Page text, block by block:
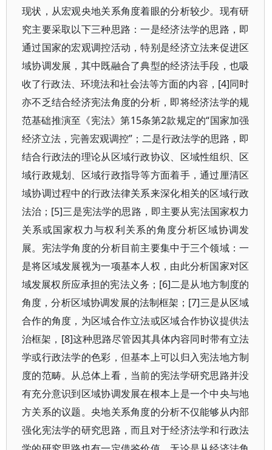
现状，从宏观央地关系角度着眼的分析较少。现有研
究主要采取以下三种思路：一是经济法学的思路，即
通过国家的宏观调控活动，特别是经济立法来促进区
域协调发展，其中既融合了典型的经济法手段，也吸
收了行政法、环境法和社会法等方面的内容，[4]同时
亦不乏结合经济宪法角度的分析，即将经济法学的规
范基础推演至《宪法》第15条第2款规定的“国家加强
经济立法，完善宏观调控”；二是行政法学的思路，即
结合行政法的理论从区域行政协议、区域性组织、区
域行政规划、区域行政指导等方面着手，通过厘清区
域协调过程中的行政法律关系来深化相关的区域行政
法治；[5]三是宪法学的思路，即主要从宪法国家权力
关系或国家权力与权利关系的角度分析区域协调发
展。宪法学角度的分析目前主要集中于三个领域：一
是将区域发展视为一项基本人权，由此分析国家对区
域发展权所应承担的宪法义务；[6]二是从地方制度的
角度，分析区域协调发展的法制框架；[7]三是从区域
合作的角度，为区域合作立法或区域合作协议提供法
治框架，[8]这种思路尽管因其具体内容同时带有立法
学或行政法学的色彩，但基本上可以归入宪法地方制
度的范畴。从总体上看，当前的宪法学研究思路并没
有充分意识到区域协调发展在根本上是一个中央与地
方关系的议题。央地关系角度的分析不仅能够从内部
强化宪法学的研究思路，而且对于经济法学和行政法